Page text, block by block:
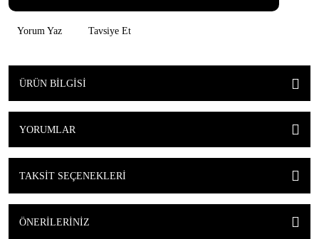
Yorum Yaz Tavsiye Et
ÜRÜN BILGISI
YORUMLAR
TAKSIT SEÇENEKLERI
ÖNERILERINIZ